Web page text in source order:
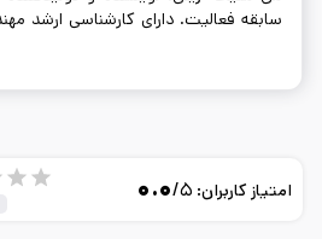
سابقه فعالیت. دارای کارشناسی ارشد
امتیاز کاربران: ۰.۰/۵